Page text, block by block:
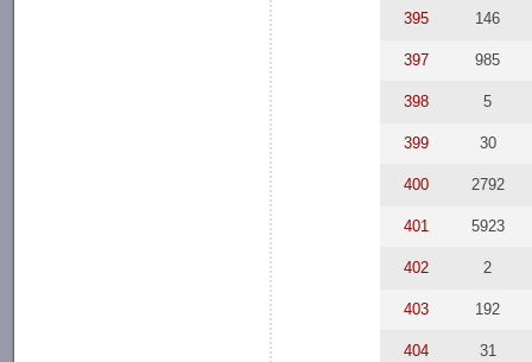
395 146
397 985
398 5
399 30
400 2792
401 5923
402 2
403 192
404 31